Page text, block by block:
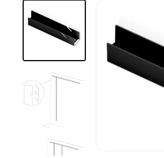
Мебельные образцы, каталоги